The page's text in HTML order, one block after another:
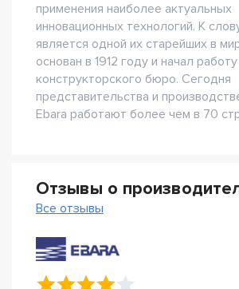
применения наиболее актуальных
инновационных технологий. К
является одной их старейших в
основан в 1912 году и начал
конструкторского бюро. Сегодня
представительства и
Ebara работают более чем в 70
Отзывы о
Все отзывы